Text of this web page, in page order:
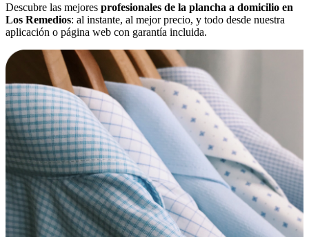
Descubre las mejores profesionales de la plancha a domicilio en
Los Remedios: al instante, al mejor precio, y todo desde nuestra
aplicación o página web con garantía incluida.